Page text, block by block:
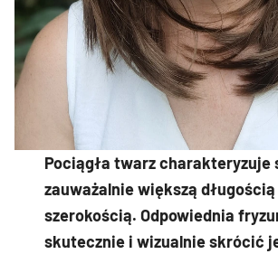
Pociągła twarz charakteryzuje
zauważalnie większą
szerokością. Odpowiednia
skutecznie i wizualnie skrócić